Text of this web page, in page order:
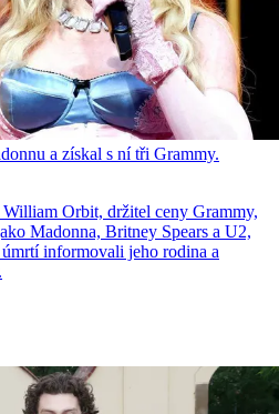
a získal s ní tři Grammy.
Orbit, držitel ceny Grammy,
Madonna, Britney Spears a U2,
informovali jeho rodina a